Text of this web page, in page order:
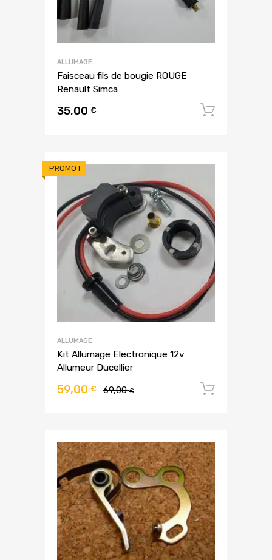
ALLUMAGE
Faisceau fils de bougie ROUGE
Renault Simca
35,00 €
PROMO !
ALLUMAGE
Kit Allumage Electronique 12v
Allumeur Ducellier
69,00€
59,00 €